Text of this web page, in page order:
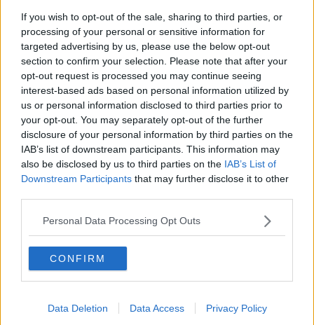
If you wish to opt-out of the sale, sharing to third parties, or
processing of your personal or sensitive information for
targeted advertising by us, please use the below opt-out
section to confirm your selection. Please note that after your
opt-out request is processed you may continue seeing
interest-based ads based on personal information utilized by
us or personal information disclosed to third parties prior to
your opt-out. You may separately opt-out of the further
disclosure of your personal information by third parties on the
IAB’s list of downstream participants. This information may
also be disclosed by us to third parties on the IAB’s List of
Downstream Participants that may further disclose it to other
Personal Data Processing Opt Outs
CONFIRM
Data Deletion Data Access Privacy Policy
​Il ripristino della natura secondo la legge e l’impegno dei
Cittadini
Il nesso tra cambiamenti climatici e salute umana
Tutti morimmo a stento (3)
Tutti morimmo a stento (2)
​Tutti morimmo a stento (1)
IL CORRIDOIO BLU il resoconto del convegno
Un manuale essenziale per seguire il CORRIDOIO BLU
Il corridoio blu
​Il cronoprogramma ottimale verso il full electric sui traghetti
​I costi dell’adeguamento al cold ironing
Alcune domande da esordiente agli esperti che decidono le
sorti dell’Elba
Trump e le sue guerre contro i deboli e contro la terra
​Le furbate elettorali della Meloni e la testardaggine
dell’opposizione
​Date loro l’Oscar al posto del Nobel per la Pace
​Un grandioso NO ai falchi teocratici e ai loro vassalli